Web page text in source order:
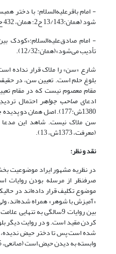
شود (همان:13/143 ح2؛ همان، 432 ح 2؛همان، 14/71 ح4).
تأدیب می‌شود»(همان:12/32).
شارع «سن» را ملاک قرار نداده
بلوغ حلم است. تعیین سن، در
مقام معصوم نیست که در مقام
ادعایصاحب جواهراحتمال
1380ش:177). اصل همان دو
سن ملاک نیست. شاهد این مدعا
(معرفت، 1373ش، 13).
نقد و نظر:
در نظریه مشهور ایراد موضوعیت
موضوع تکلیف قرار داده‌اند در
«آمیزش با شوهر» همراه شده‌اند،
بین روایات 9سالگی به
شده است پس تا دختر حیض
وابسته به دیدن حیض است (صانعی، 1385، 9و45)